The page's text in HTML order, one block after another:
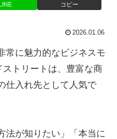
コピー
2026.01.06
常に魅力的なビジネスモ
トリートは、豊富な商
仕入れ先として人気で
法が知りたい」「本当に